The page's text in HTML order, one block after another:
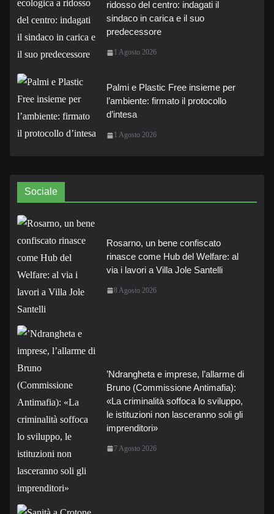
ridosso del centro: indagati il
sindaco in carica e il suo
predecessore
1 Agosto 2026
Palmi e Plastic Free insieme per
l’ambiente: firmato il protocollo
d’intesa
1 Agosto 2026
Sociale
Rosarno, un bene confiscato
rinasce come Hub del Welfare: al
via i lavori a Villa Jole Santelli
8 Agosto 2026
’Ndrangheta e imprese, l’allarme di
Bruno (Commissione Antimafia):
«La criminalità soffoca lo sviluppo,
le istituzioni non lasceranno soli gli
imprenditori»
7 Agosto 2026